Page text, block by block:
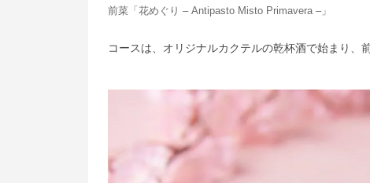
前菜「花めぐり – Antipasto Misto Primavera –」
コースは、オリジナルカクテルの乾杯酒で始まり、